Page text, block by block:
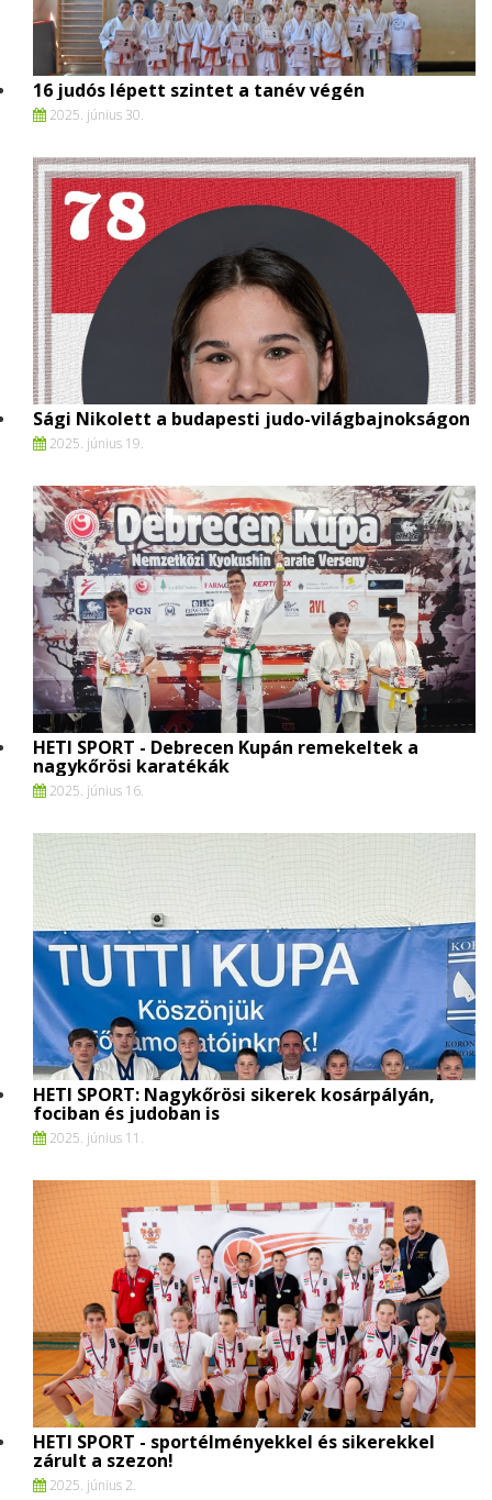
16 judós lépett szintet a tanév végén
2025. június 30.
Sági Nikolett a budapesti judo-világbajnokságon
2025. június 19.
HETI SPORT - Debrecen Kupán remekeltek a
nagykőrösi karatékák
2025. június 16.
HETI SPORT: Nagykőrösi sikerek kosárpályán,
fociban és judoban is
2025. június 11.
HETI SPORT - sportélményekkel és sikerekkel
zárult a szezon!
2025. június 2.